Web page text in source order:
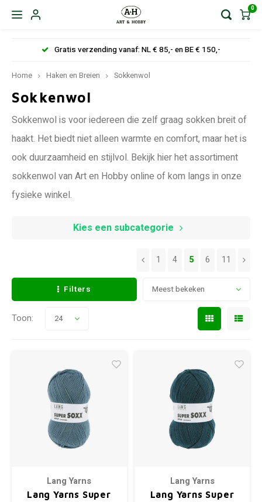
0
Gratis verzending vanaf: NL € 85,- en BE € 150,-
Home Haken en Breien Sokkenwol
Sokkenwol
Sokkenwol is voor iedereen die zelf graag sokken breit of
haakt. Het biedt niet alleen warmte en comfort, maar het is
ook duurzaamheid en stijlvol. Bekijk hier het assortiment
sokkenwol van Art en Hobby online of kom langs in onze
fysieke winkel.
Kies een subcategorie
Filters Meest bekeken
1 4 5 6 11
Toon: 24
Lang Yarns
Lang Yarns Super
Lang Yarns
Lang Yarns Super